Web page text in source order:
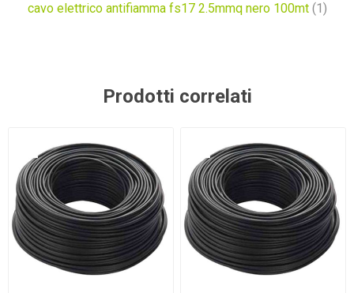
cavo elettrico antifiamma fs17 2.5mmq nero 100mt (1)
Prodotti correlati